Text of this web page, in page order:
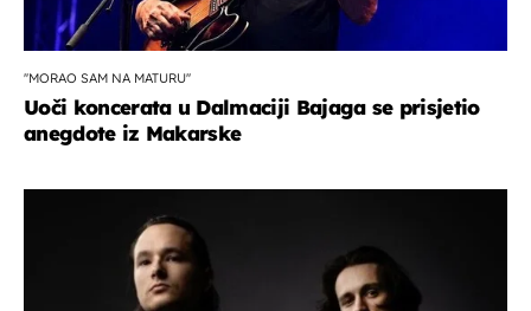
''MORAO SAM NA MATURU''
Uoči koncerata u Dalmaciji Bajaga se prisjetio
anegdote iz Makarske